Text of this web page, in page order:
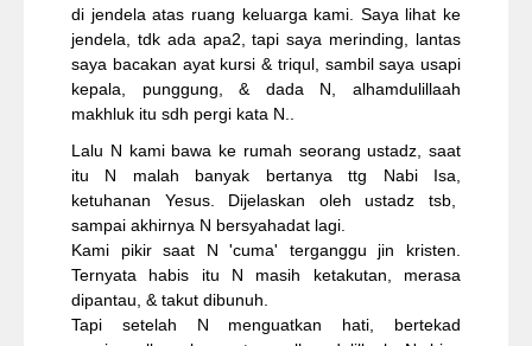
di jendela atas ruang keluarga kami. Saya lihat ke
jendela, tdk ada apa2, tapi saya merinding, lantas
saya bacakan ayat kursi & triqul, sambil saya usapi
kepala, punggung, & dada N, alhamdulillaah
makhluk itu sdh pergi kata N..
Lalu N kami bawa ke rumah seorang ustadz, saat
itu N malah banyak bertanya ttg Nabi Isa,
ketuhanan Yesus. Dijelaskan oleh ustadz tsb,
sampai akhirnya N bersyahadat lagi.
Kami pikir saat N 'cuma' terganggu jin kristen.
Ternyata habis itu N masih ketakutan, merasa
dipantau, & takut dibunuh.
Tapi setelah N menguatkan hati, bertekad